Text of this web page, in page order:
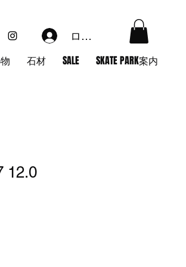
ログイン
石材 SALE SKATE PARK案内
12.0